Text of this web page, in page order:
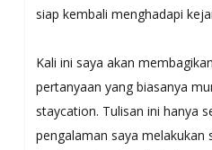
siap kembali menghadapi
Kali ini saya akan
pertanyaan yang biasanya
staycation. Tulisan ini hanya
pengalaman saya melakukan